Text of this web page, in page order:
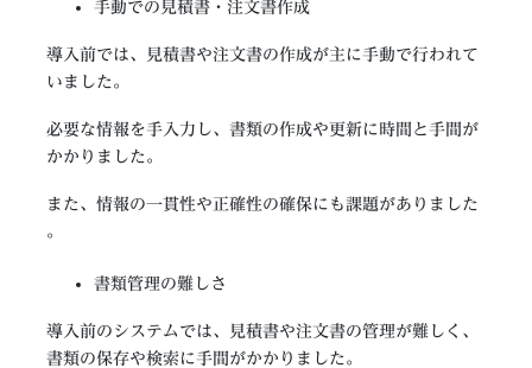
手動での見積書・注文書作成​
導入前では、見積書や注文書の作成が主に手動で行われて
いました​。
必要な情報を手入力し、書類の作成や更新に時間と手間が
かかりました​。
また、情報の一貫性や正確性の確保にも課題がありました​
。
書類管理の難しさ​
導入前のシステムでは、見積書や注文書の管理が難しく、
書類の保存や検索に手間がかかりました。 ​